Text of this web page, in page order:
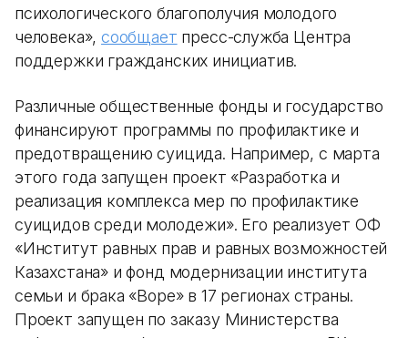
психологического благополучия молодого
человека»,сообщает пресс-служба Центра
поддержки гражданских инициатив.
Различные общественные фонды и государство
финансируют программы по профилактике и
предотвращению суицида. Например, с марта
этого года запущен проект «Разработка и
реализация комплекса мер по профилактике
суицидов среди молодежи». Его реализует ОФ
«Институт равных прав и равных возможностей
Казахстана» и фонд модернизации института
семьи и брака «Bope» в 17 регионах страны.
Проект запущен по заказу Министерства